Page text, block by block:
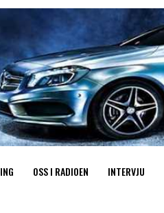
OSS I RADIOEN INTERVJU